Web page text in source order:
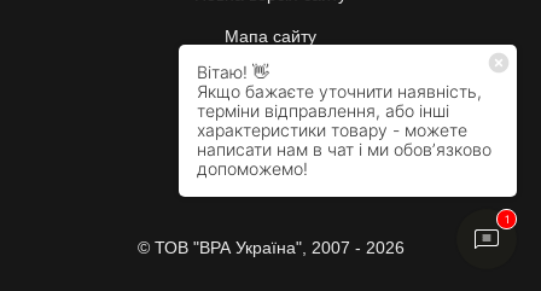
Мапа сайту
Будні: 10:00–17:00
Сб:вихідний
Нд:вихідний
© ТОВ "ВРА Україна", 2007 - 2026